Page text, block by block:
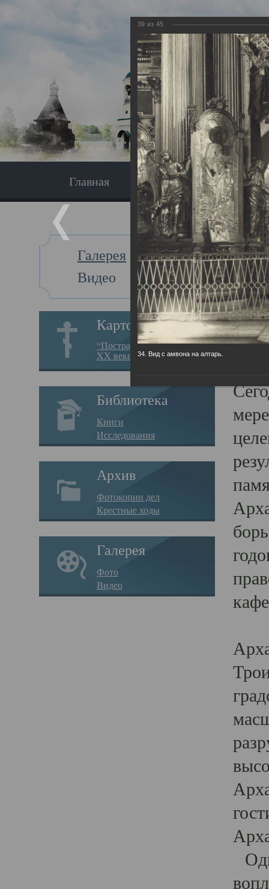
Главная Экскурсия
Галерея
Видео
Картотека
“Пострадавшие за веру в
XX веке на Севере”
Библиотека
Книги
Исследования
Архив
Фотокопии дел
Крестные ходы
Галерея
Фото
Видео
Главная
39 из 45
34. Вид с амвона на алтарь.